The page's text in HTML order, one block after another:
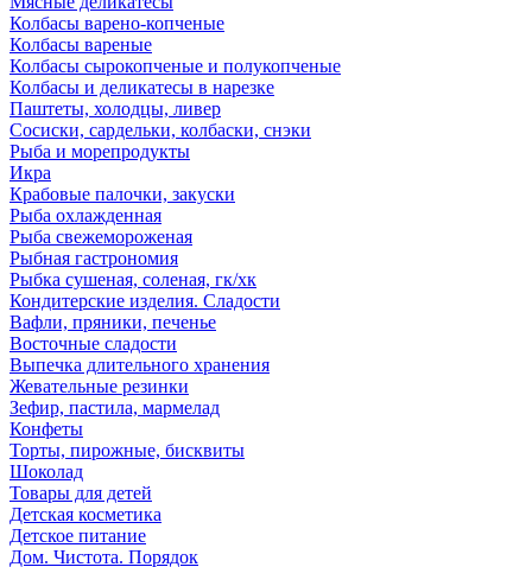
Колбасы варено-копченые
Колбасы вареные
Колбасы сырокопченые и полукопченые
Колбасы и деликатесы в нарезке
Паштеты, холодцы, ливер
Сосиски, сардельки, колбаски, снэки
Рыба и морепродукты
Икра
Крабовые палочки, закуски
Рыба охлажденная
Рыба свежемороженая
Рыбная гастрономия
Рыбка сушеная, соленая, гк/хк
Кондитерские изделия. Сладости
Вафли, пряники, печенье
Восточные сладости
Выпечка длительного хранения
Жевательные резинки
Зефир, пастила, мармелад
Конфеты
Торты, пирожные, бисквиты
Шоколад
Товары для детей
Детская косметика
Детское питание
Дом. Чистота. Порядок